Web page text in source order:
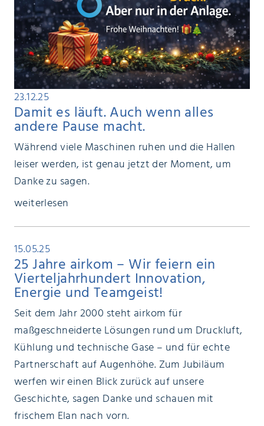
23.12.25
Damit es läuft. Auch wenn alles
andere Pause macht.
Während viele Maschinen ruhen und die Hallen
leiser werden, ist genau jetzt der Moment, um
Danke zu sagen.
weiterlesen
15.05.25
25 Jahre airkom – Wir feiern ein
Vierteljahrhundert Innovation,
Energie und Teamgeist!
Seit dem Jahr 2000 steht airkom für
maßgeschneiderte Lösungen rund um Druckluft,
Kühlung und technische Gase – und für echte
Partnerschaft auf Augenhöhe. Zum Jubiläum
werfen wir einen Blick zurück auf unsere
Geschichte, sagen Danke und schauen mit
frischem Elan nach vorn.